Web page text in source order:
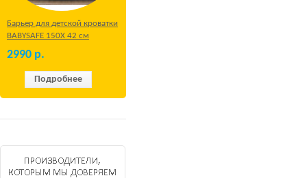
Барьер для детской кроватки
BABYSAFE 150Х 42 см
2990 р.
Подробнее